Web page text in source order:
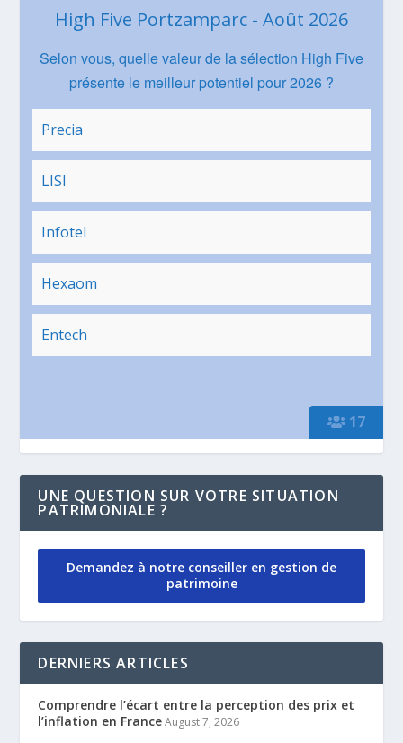
17
High Five Portzamparc - Août 2026
Selon vous, quelle valeur de la sélection High Five
présente le meilleur potentiel pour 2026 ?
Precia
LISI
Infotel
Hexaom
Entech
UNE QUESTION SUR VOTRE SITUATION
PATRIMONIALE ?
Demandez à notre conseiller en gestion de
patrimoine
DERNIERS ARTICLES
Comprendre l’écart entre la perception des prix et
l’inflation en France August 7, 2026